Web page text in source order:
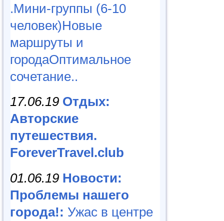
.Мини-группы (6-10
человек)Новые
маршруты и
городаОптимальное
сочетание..
17.06.19 Отдых:
Авторские
путешествия.
ForeverTravel.club
01.06.19 Новости:
Проблемы нашего
города!: Ужас в центре